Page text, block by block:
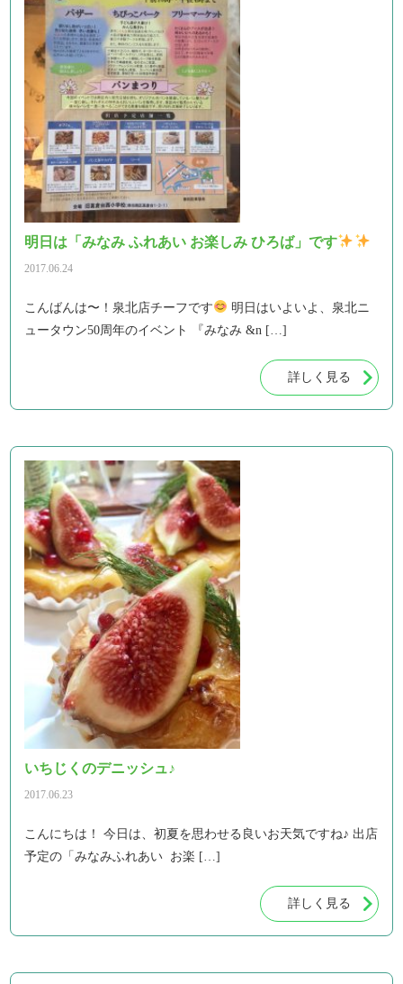
明日は「みなみ ふれあい お楽しみ ひろば」です
2017.06.24
こんばんは〜！泉北店チーフです
明日はいよいよ、泉北ニ
ュータウン50周年のイベント 『みなみ &n […]
詳しく見る
いちじくのデニッシュ♪
2017.06.23
こんにちは！ 今日は、初夏を思わせる良いお天気ですね♪ 出店
予定の「みなみふれあい お楽 […]
詳しく見る